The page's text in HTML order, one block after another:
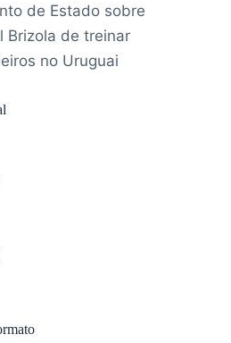
de Estado sobre
Brizola de treinar
no Uruguai